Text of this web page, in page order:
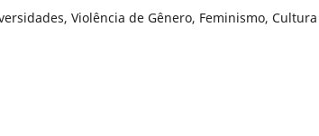
Violência de Gênero, Feminismo, Cultura